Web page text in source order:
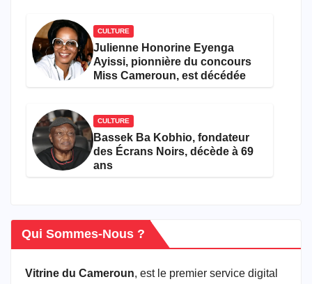
CULTURE
Julienne Honorine Eyenga
Ayissi, pionnière du concours
Miss Cameroun, est décédée
CULTURE
Bassek Ba Kobhio, fondateur
des Écrans Noirs, décède à 69
ans
Qui Sommes-Nous ?
Vitrine du Cameroun, est le premier service digital